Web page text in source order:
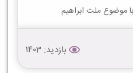
موضوع ملت ابراهیم
بازدید: 1403